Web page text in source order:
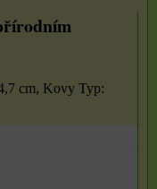
cm, Kovy Typ: